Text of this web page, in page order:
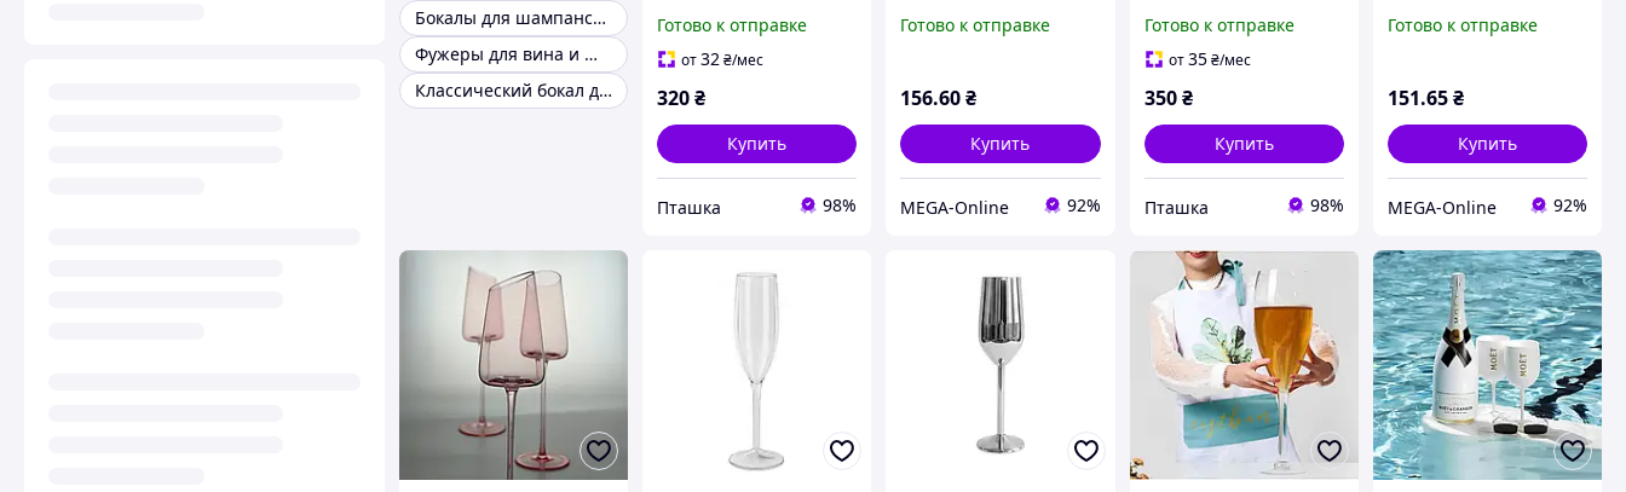
Бокалы для шампанского 6 шт
Фужеры для вина и шампанского
Классический бокал для шампанского
многоразовый,
пластиковый, прочный
прозрачно-розовый
Готово к отправке
от32₴/мес
320₴
Купить
Пташка 98%
мл Бокал поликарбонат
Готово к отправке
156.60₴
Купить
MEGA-Online 92%
прочный,многоразовы
й,пластиковый для
прозрачно-синий
Готово к отправке
от35 ₴/мес
350 ₴
Купить
Пташка 98%
черный 180 мл Бокал
Готово к отправке
151.65₴
Купить
MEGA-Online 92%